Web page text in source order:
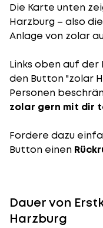
Die Karte unten
Harzburg – also
Anlage von zolar
Links oben auf
den Button "zolar
Personen
zolar gern mit dir
Fordere dazu
Button einen
Dauer von
Harzburg